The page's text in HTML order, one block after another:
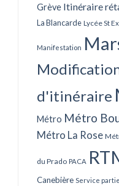
Grève Itinéraire
La Blancarde Lycée St
Manifestation
d'itinéraire
Métro Métro
Métro La Rose
du Prado PACA
Canebière Service partiel